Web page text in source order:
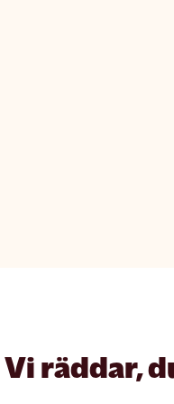
Vi räddar,